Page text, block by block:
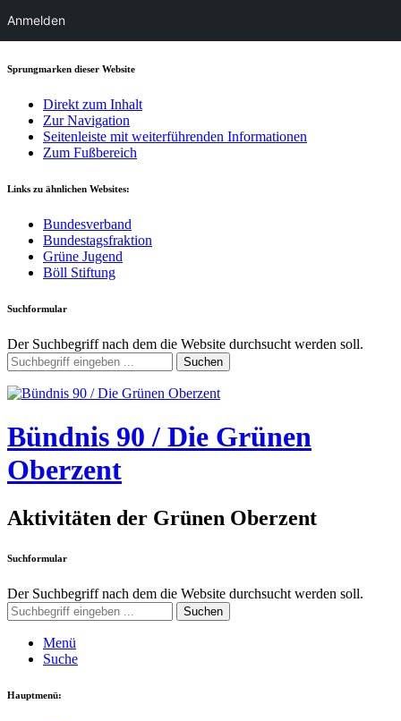
Sprungmarken dieser Website
Direkt zum Inhalt
Zur Navigation
Seitenleiste mit weiterführenden Informationen
Zum Fußbereich
Links zu ähnlichen Websites:
Bundesverband
Bundestagsfraktion
Grüne Jugend
Böll Stiftung
Suchformular
Der Suchbegriff nach dem die Website durchsucht werden soll.
Suchen
Bündnis 90 / Die Grünen
Oberzent
Aktivitäten der Grünen Oberzent
Suchformular
Der Suchbegriff nach dem die Website durchsucht werden soll.
Suchen
Menü
Suche
Hauptmenü:
Anmelden